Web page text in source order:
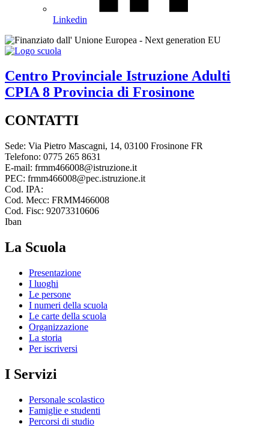
Linkedin
Centro Provinciale Istruzione Adulti
CPIA 8 Provincia di Frosinone
CONTATTI
Sede: Via Pietro Mascagni, 14, 03100 Frosinone FR
Telefono: 0775 265 8631
E-mail: frmm466008@istruzione.it
PEC: frmm466008@pec.istruzione.it
Cod. IPA:
Cod. Mecc: FRMM466008
Cod. Fisc: 92073310606
Iban
La Scuola
Presentazione
I luoghi
Le persone
I numeri della scuola
Le carte della scuola
Organizzazione
La storia
Per iscriversi
I Servizi
Personale scolastico
Famiglie e studenti
Percorsi di studio